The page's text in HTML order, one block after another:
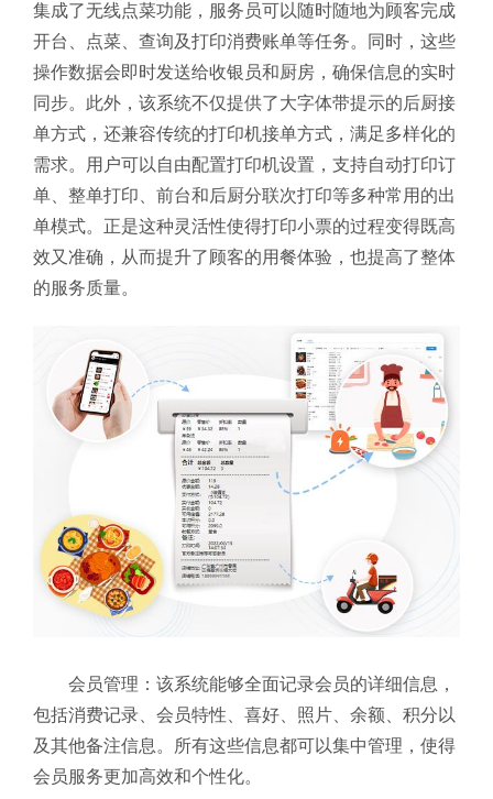
集成了无线点菜功能，服务员可以随时随地为顾客完成
开台、点菜、查询及打印消费账单等任务。同时，这些
操作数据会即时发送给收银员和厨房，确保信息的实时
同步。 此外，该系统不仅提供了大字体带提示的后厨接
单方式，还兼容传统的打印机接单方式，满足多样化的
需求。用户可以自由配置打印机设置，支持自动打印订
单、整单打印、前台和后厨分联次打印等多种常用的出
单模式。 正是这种灵活性使得打印小票的过程变得既高
效又准确，从而提升了顾客的用餐体验，也提高了整体
的服务质量。
会员管理：该系统能够全面记录会员的详细信息，
包括消费记录、会员特性、喜好、照片、余额、积分以
及其他备注信息。所有这些信息都可以集中管理，使得
会员服务更加高效和个性化。